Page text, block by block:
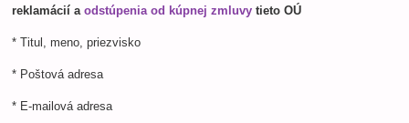
reklamácií aodstúpenia od kúpnej zmluvy tieto OÚ
* Titul, meno, priezvisko
* Poštová adresa
* E-mailová adresa